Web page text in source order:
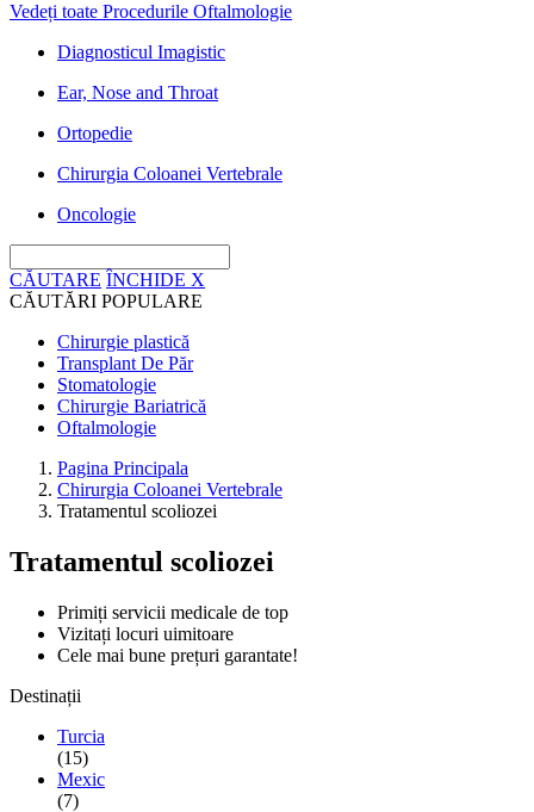
Vedeți toate Procedurile Oftalmologie
Diagnosticul Imagistic
Ear, Nose and Throat
Ortopedie
Chirurgia Coloanei Vertebrale
Oncologie
CĂUTARE ÎNCHIDE X
CĂUTĂRI POPULARE
Chirurgie plastică
Transplant De Păr
Stomatologie
Chirurgie Bariatrică
Oftalmologie
Pagina Principala
Chirurgia Coloanei Vertebrale
Tratamentul scoliozei
Tratamentul scoliozei
Primiți servicii medicale de top
Vizitați locuri uimitoare
Cele mai bune prețuri garantate!
Destinații
Turcia
(15)
Mexic
(7)